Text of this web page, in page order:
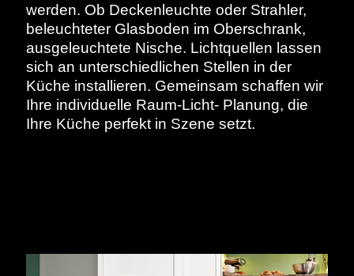
werden. Ob Deckenleuchte oder Strahler,
beleuchteter Glasboden im Oberschrank,
ausgeleuchtete Nische. Lichtquellen lassen
sich an unterschiedlichen Stellen in der
Küche installieren. Gemeinsam schaffen wir
Ihre individuelle Raum-Licht- Planung, die
Ihre Küche perfekt in Szene setzt.